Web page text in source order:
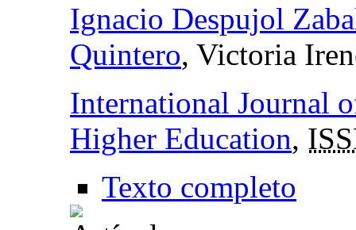
Ignacio Despujol
Quintero, Victoria
International Journal
Higher Education,
Texto completo